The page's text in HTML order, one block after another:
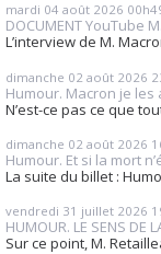
mardi 04 août 2026
DOCUMENT YouTube
L’interview de M.
dimanche 02 août 2026
Humour. Macron je les
N’est-ce pas ce que
dimanche 02 août 2026
Humour. Et si la mort
La suite du billet :
vendredi 31 juillet 2026
HUMOUR. LE SENS DE
Sur ce point, M.